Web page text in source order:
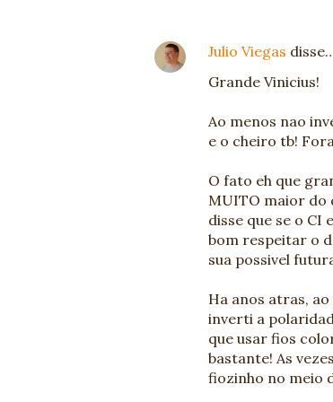
Julio Viegas
Grande Vinicius!
Ao menos nao
e o cheiro tb!
O fato eh que
MUITO maior do
disse que se o CI
bom respeitar o
sua possivel
Ha anos atras,
inverti a
que usar fios
bastante! As
fiozinho no meio